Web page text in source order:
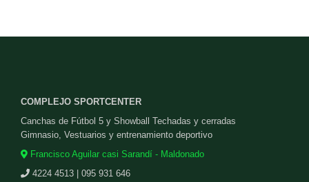
COMPLEJO SPORTCENTER
Canchas de Fútbol 5 y Showball Techadas y cerradas
Gimnasio, Vestuarios y entrenamiento deportivo
Francisco Aguilar casi Sarandí - Maldonado
4224 4513 | 095 931 646